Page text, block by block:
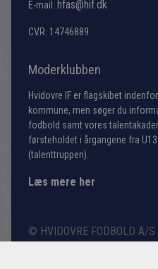
E-mail: hfas@hif.dk
CVR: 14746889
Moderklubben
Hvidovre IF er flagskibet
kommune, men søger du
fodbold samt vores
førsteholdet i årgangene fra
(talenttruppen).
Læs mere her
© HVIDOVRE FODBOLD A/S